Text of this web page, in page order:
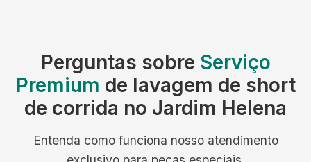
Perguntas sobre Serviço
Premium de lavagem de short
de corrida no Jardim Helena
Entenda como funciona nosso atendimento